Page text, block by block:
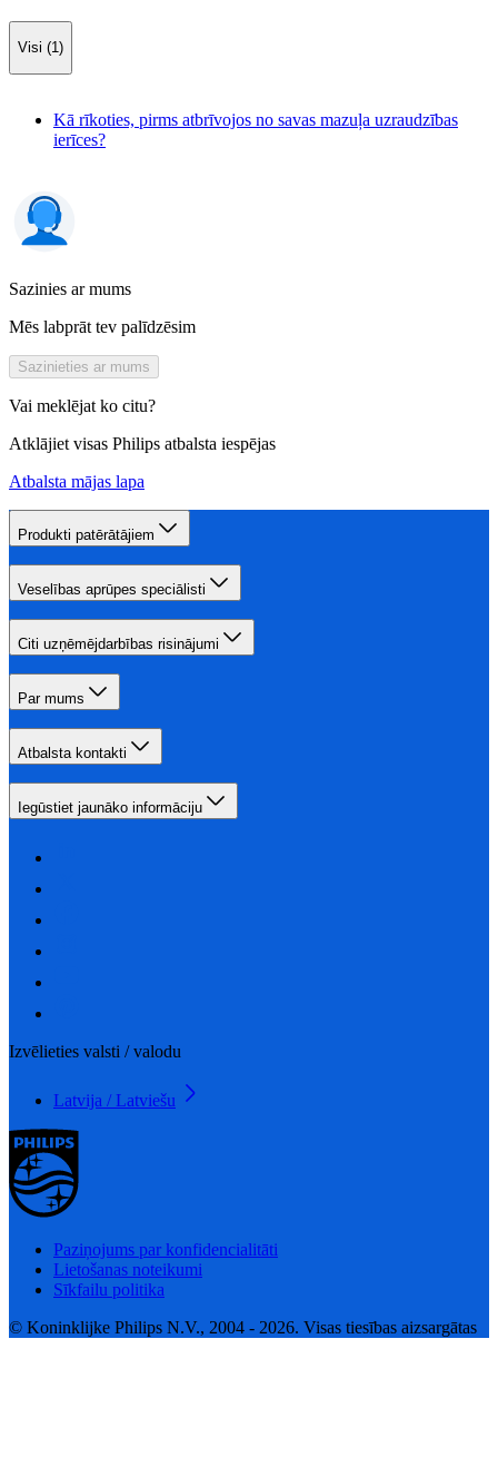
Visi (1)
Kā rīkoties, pirms atbrīvojos no savas mazuļa uzraudzības
ierīces?
Sazinies ar mums
Mēs labprāt tev palīdzēsim
Sazinieties ar mums
Vai meklējat ko citu?
Atklājiet visas Philips atbalsta iespējas
Atbalsta mājas lapa
Produkti patērātājiem
Veselības aprūpes speciālisti
Citi uzņēmējdarbības risinājumi
Par mums
Atbalsta kontakti
Iegūstiet jaunāko informāciju
Izvēlieties valsti / valodu
Latvija / Latviešu
Paziņojums par konfidencialitāti
Lietošanas noteikumi
Sīkfailu politika
© Koninklijke Philips N.V., 2004 - 2026. Visas tiesības aizsargātas